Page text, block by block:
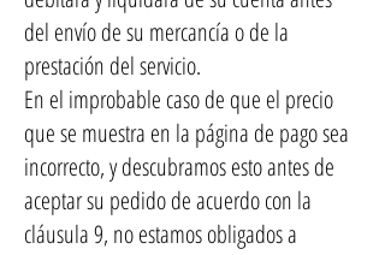
del envío de su mercancía o de la
prestación del servicio.
En el improbable caso de que el precio
que se muestra en la página de pago sea
incorrecto, y descubramos esto antes de
aceptar su pedido de acuerdo con la
cláusula 9, no estamos obligados a